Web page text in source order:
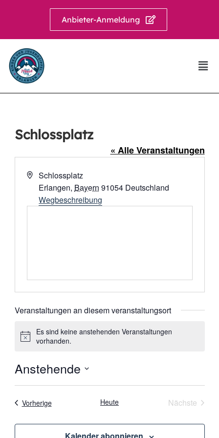
Anbieter-Anmeldung
Schlossplatz
« Alle Veranstaltungen
Adresse
Schlossplatz
Erlangen, Bayern 91054 Deutschland
Wegbeschreibung
Veranstaltungen an diesem veranstaltungsort
Hinweis
Es sind keine anstehenden Veranstaltungen
vorhanden.
Anstehende
VorherigeVeranstaltungenHeute Nächste